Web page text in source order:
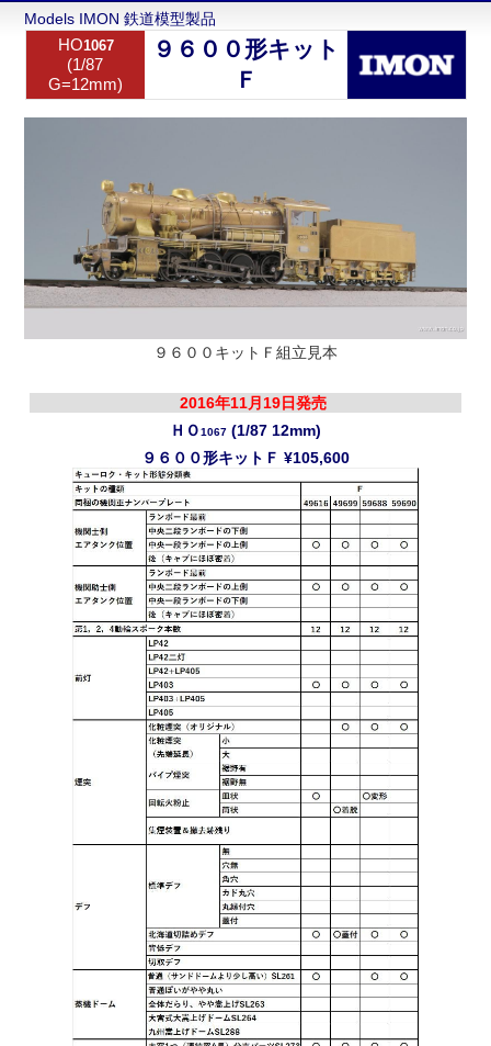
Models IMON 鉄道模型製品
HO1067
(1/87
G=12mm)
９６００形キット
Ｆ
９６００キットＦ組立見本
2016年11月19日発売
ＨＯ1067 (1/87 12mm)
９６００形キットＦ ¥105,600